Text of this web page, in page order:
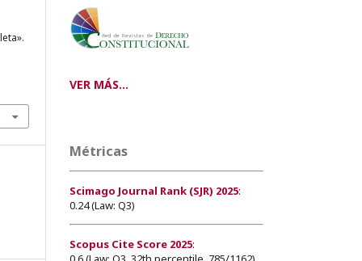
VER MÁS...
Métricas
Scimago Journal Rank (SJR) 2025:
0.24 (Law: Q3)
Scopus Cite Score 2025: